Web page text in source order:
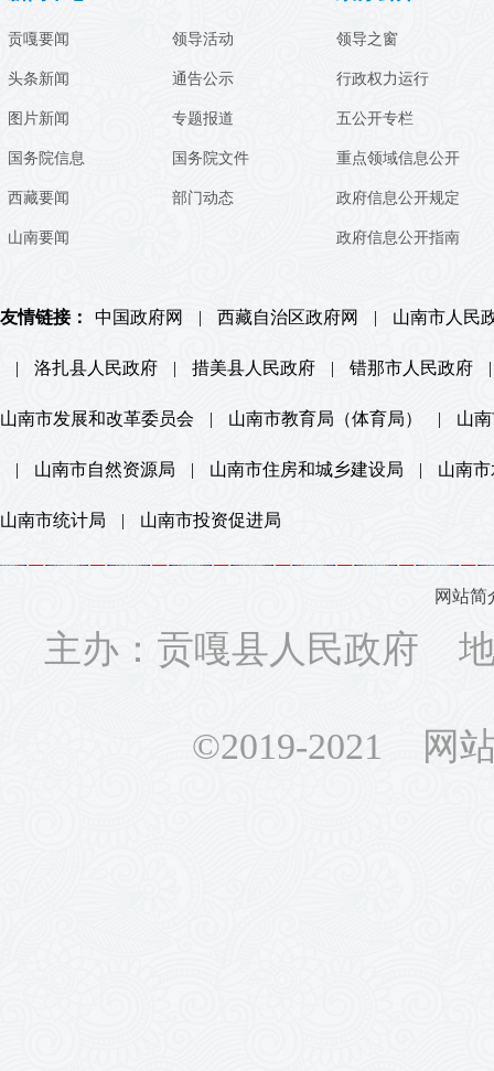
贡嘎要闻
头条新闻
图片新闻
国务院信息
西藏要闻
山南要闻
领导活动
通告公示
专题报道
国务院文件
部门动态
领导之窗
行政权力运行
五公开专栏
重点领域信息公开
政府信息公开规定
政府信息公开指南
友情链接： 中国政府网 西藏自治区政府网 山南市人民
洛扎县人民政府 措美县人民政府 错那市人民政府
山南市发展和改革委员会 山南市教育局（体育局） 山
山南市自然资源局 山南市住房和城乡建设局 山南
山南市统计局 山南市投资促进局
网站简
主办：贡嘎县人民政府
©2019-2021 网